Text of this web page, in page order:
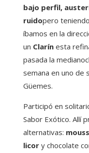
bajo perfil,
ruidopero
íbamos en la
un Clarín esta
pasada la
semana en uno de
Güemes.
Participó en
Sabor Exótico. Allí
alternativas:
licor y chocolate